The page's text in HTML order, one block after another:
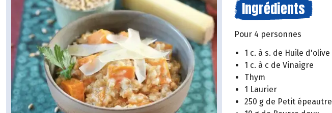
Ingrédients
Pour 4 personnes
1 c. à s. de Huile d'olive
1 c. à c de Vinaigre
Thym
1 Laurier
250 g de Petit épeautre